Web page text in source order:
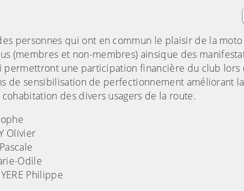
personnes qui ont en commun le plaisir de la
(membres et non-membres) ainsique des
permettront une participation financière du club lors
de sensibilisation de perfectionnement améliorant
des divers usagers de la route.
Olivier
Odile
Philippe